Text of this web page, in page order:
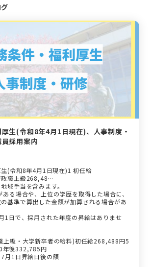
生(令和8年4月1日現在)、人事制度・
採用案内
(令和8年4月1日現在)1 初任給
政職上級268,48…
域手当を含みます。
る場合や、上位の学歴を取得した場合に、
基準で算出した金額が加算される場合があ
1日で、採用された年度の昇給はありませ
上級・大学新卒者の給料)初任給268,488円5
年後332,785円
月1日昇給日後の額